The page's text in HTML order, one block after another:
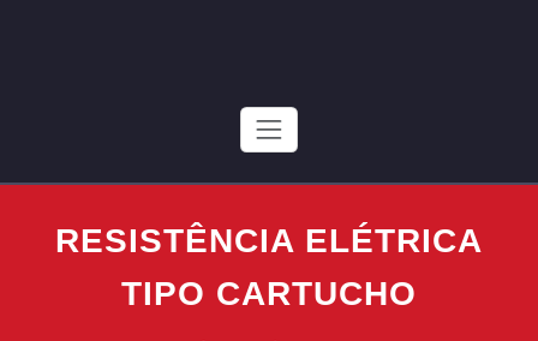
RESISTÊNCIA ELÉTRICA
TIPO CARTUCHO